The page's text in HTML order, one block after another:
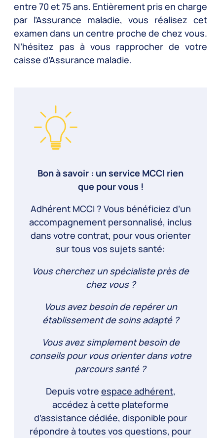
entre 70 et 75 ans. Entièrement pris en charge
par l’Assurance maladie, vous réalisez cet
examen dans un centre proche de chez vous.
N’hésitez pas à vous rapprocher de votre
caisse d’Assurance maladie.
Bon à savoir : un service MCCI rien
que pour vous !
Adhérent MCCI ? Vous bénéficiez d’un
accompagnement personnalisé, inclus
dans votre contrat, pour vous orienter
sur tous vos sujets santé:
Vous cherchez un spécialiste près de
chez vous ?
Vous avez besoin de repérer un
établissement de soins adapté ?
Vous avez simplement besoin de
conseils pour vous orienter dans votre
parcours santé ?
Depuis votre espace adhérent,
accédez à cette plateforme
d’assistance dédiée, disponible pour
répondre à toutes vos questions, pour